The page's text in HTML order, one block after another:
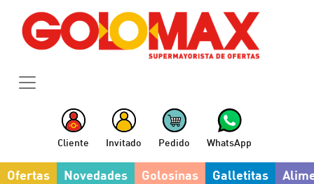
Cliente Invitado Pedido WhatsApp
Ofertas Novedades Golosinas Galletitas